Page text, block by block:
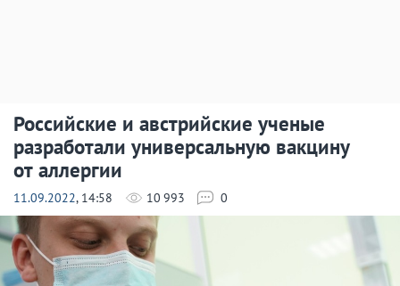
Российские и австрийские ученые
разработали универсальную вакцину
от аллергии
11.09.2022, 14:58 10 993 0